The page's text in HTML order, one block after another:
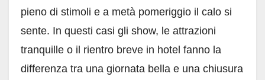
pieno di stimoli e a metà pomeriggio il calo si
sente. In questi casi gli show, le attrazioni
tranquille o il rientro breve in hotel fanno la
differenza tra una giornata bella e una chiusura